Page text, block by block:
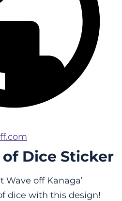
Dice Sticker
Wave off Kanaga’
dice with this design!